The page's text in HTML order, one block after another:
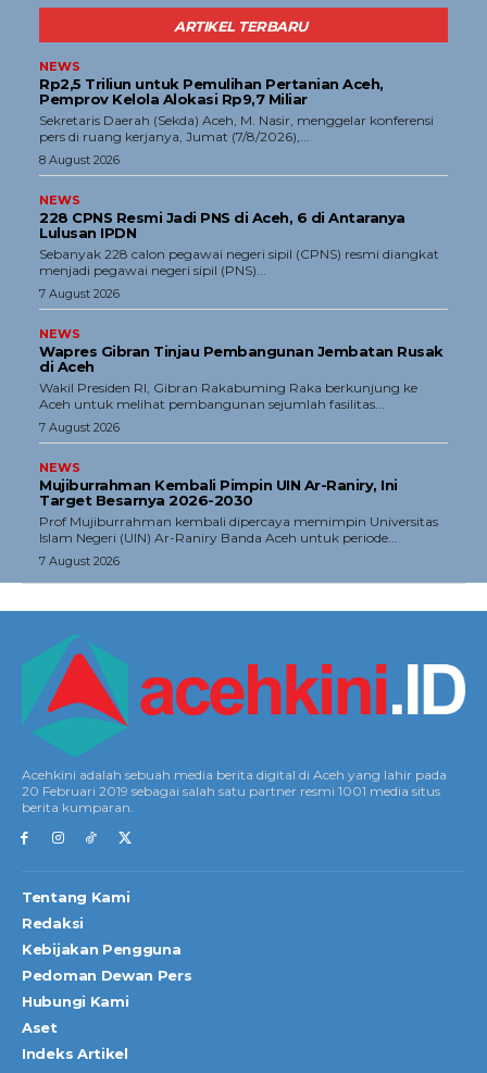
ARTIKEL TERBARU
NEWS
Rp2,5 Triliun untuk Pemulihan Pertanian Aceh,
Pemprov Kelola Alokasi Rp9,7 Miliar
‎Sekretaris Daerah (Sekda) Aceh, M. Nasir, menggelar konferensi
pers di ruang kerjanya, Jumat (7/8/2026),...
8 August 2026
NEWS
228 CPNS Resmi Jadi PNS di Aceh, 6 di Antaranya
Lulusan IPDN
Sebanyak 228 calon pegawai negeri sipil (CPNS) resmi diangkat
menjadi pegawai negeri sipil (PNS)...
7 August 2026
NEWS
Wapres Gibran Tinjau Pembangunan Jembatan Rusak
di Aceh
Wakil Presiden RI, Gibran Rakabuming Raka berkunjung ke
Aceh untuk melihat pembangunan sejumlah fasilitas...
7 August 2026
NEWS
Mujiburrahman Kembali Pimpin UIN Ar-Raniry, Ini
Target Besarnya 2026-2030
Prof Mujiburrahman kembali dipercaya memimpin Universitas
Islam Negeri (UIN) Ar-Raniry Banda Aceh untuk periode...
7 August 2026
Acehkini adalah sebuah media berita digital di Aceh yang lahir pada
20 Februari 2019 sebagai salah satu partner resmi 1001 media situs
berita kumparan.
Tentang Kami
Redaksi
Kebijakan Pengguna
Pedoman Dewan Pers
Hubungi Kami
Aset
Indeks Artikel